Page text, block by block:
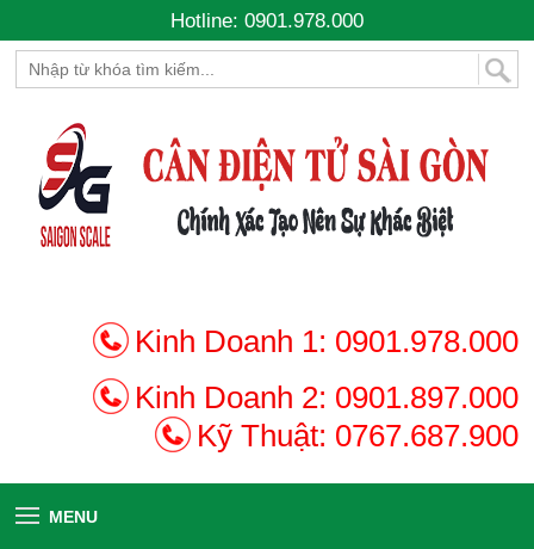
Hotline: 0901.978.000
Kinh Doanh 1: 0901.978.000
Kinh Doanh 2: 0901.897.000
Kỹ Thuật: 0767.687.900
MENU